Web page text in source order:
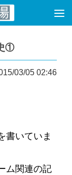
①
03/05 02:46
書いていま
ム関連の記